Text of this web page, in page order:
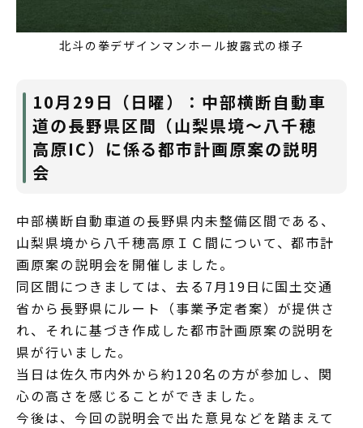
北斗の拳デザインマンホール披露式の様子
10月29日（日曜）：中部横断自動車
道の長野県区間（山梨県境～八千穂
高原IC）に係る都市計画原案の説明
会
中部横断自動車道の長野県内未整備区間である、
山梨県境から八千穂高原ＩＣ間について、都市計
画原案の説明会を開催しました。
同区間につきましては、去る7月19日に国土交通
省から長野県にルート（事業予定者案）が提供さ
れ、それに基づき作成した都市計画原案の説明を
県が行いました。
当日は佐久市内外から約120名の方が参加し、関
心の高さを感じることができました。
今後は、今回の説明会で出た意見などを踏まえて